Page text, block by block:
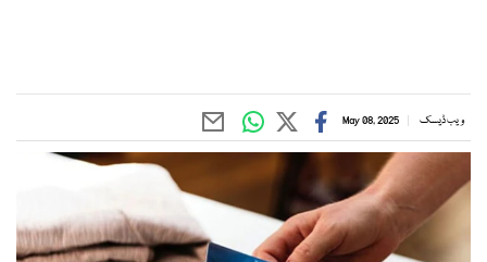
ویب ڈیسک May 08, 2025